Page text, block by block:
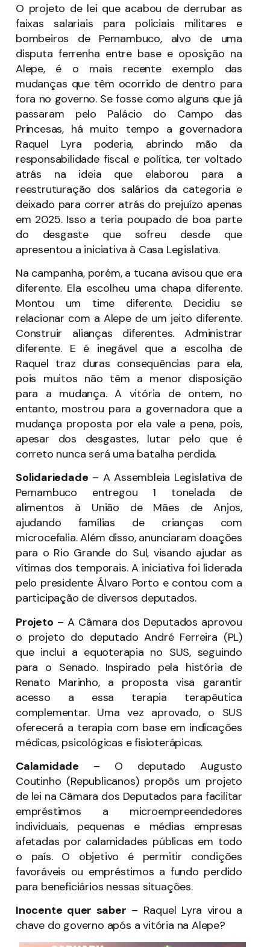
O projeto de lei que acabou de derrubar as
faixas salariais para policiais militares e
bombeiros de Pernambuco, alvo de uma
disputa ferrenha entre base e oposição na
Alepe, é o mais recente exemplo das
mudanças que têm ocorrido de dentro para
fora no governo. Se fosse como alguns que já
passaram pelo Palácio do Campo das
Princesas, há muito tempo a governadora
Raquel Lyra poderia, abrindo mão da
responsabilidade fiscal e política, ter voltado
atrás na ideia que elaborou para a
reestruturação dos salários da categoria e
deixado para correr atrás do prejuízo apenas
em 2025. Isso a teria poupado de boa parte
do desgaste que sofreu desde que
apresentou a iniciativa à Casa Legislativa.
Na campanha, porém, a tucana avisou que era
diferente. Ela escolheu uma chapa diferente.
Montou um time diferente. Decidiu se
relacionar com a Alepe de um jeito diferente.
Construir alianças diferentes. Administrar
diferente. E é inegável que a escolha de
Raquel traz duras consequências para ela,
pois muitos não têm a menor disposição
para a mudança. A vitória de ontem, no
entanto, mostrou para a governadora que a
mudança proposta por ela vale a pena, pois,
apesar dos desgastes, lutar pelo que é
correto nunca será uma batalha perdida.
Solidariedade – A Assembleia Legislativa de
Pernambuco entregou 1 tonelada de
alimentos à União de Mães de Anjos,
ajudando famílias de crianças com
microcefalia. Além disso, anunciaram doações
para o Rio Grande do Sul, visando ajudar as
vítimas dos temporais. A iniciativa foi liderada
pelo presidente Álvaro Porto e contou com a
participação de diversos deputados.
Projeto – A Câmara dos Deputados aprovou
o projeto do deputado André Ferreira (PL)
que inclui a equoterapia no SUS, seguindo
para o Senado. Inspirado pela história de
Renato Marinho, a proposta visa garantir
acesso a essa terapia terapêutica
complementar. Uma vez aprovado, o SUS
oferecerá a terapia com base em indicações
médicas, psicológicas e fisioterápicas.
Calamidade – O deputado Augusto
Coutinho (Republicanos) propôs um projeto
de lei na Câmara dos Deputados para facilitar
empréstimos a microempreendedores
individuais, pequenas e médias empresas
afetadas por calamidades públicas em todo
o país. O objetivo é permitir condições
favoráveis ou empréstimos a fundo perdido
para beneficiários nessas situações.
Inocente quer saber – Raquel Lyra virou a
chave do governo após a vitória na Alepe?